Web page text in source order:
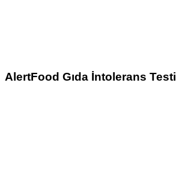
AlertFood Gıda İntolerans Testi